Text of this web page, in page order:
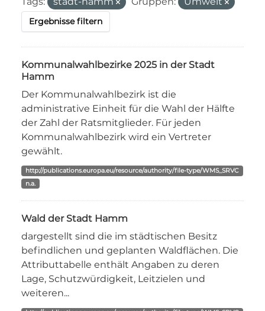
Ergebnisse filtern
Kommunalwahlbezirke 2025 in der Stadt
Hamm
Der Kommunalwahlbezirk ist die
administrative Einheit für die Wahl der Hälfte
der Zahl der Ratsmitglieder. Für jeden
Kommunalwahlbezirk wird ein Vertreter
gewählt.
http://publications.europa.eu/resource/authority/file-type/WMS_SRVC
n.a.
Wald der Stadt Hamm
dargestellt sind die im städtischen Besitz
befindlichen und geplanten Waldflächen. Die
Attributtabelle enthält Angaben zu deren
Lage, Schutzwürdigkeit, Leitzielen und
weiteren...